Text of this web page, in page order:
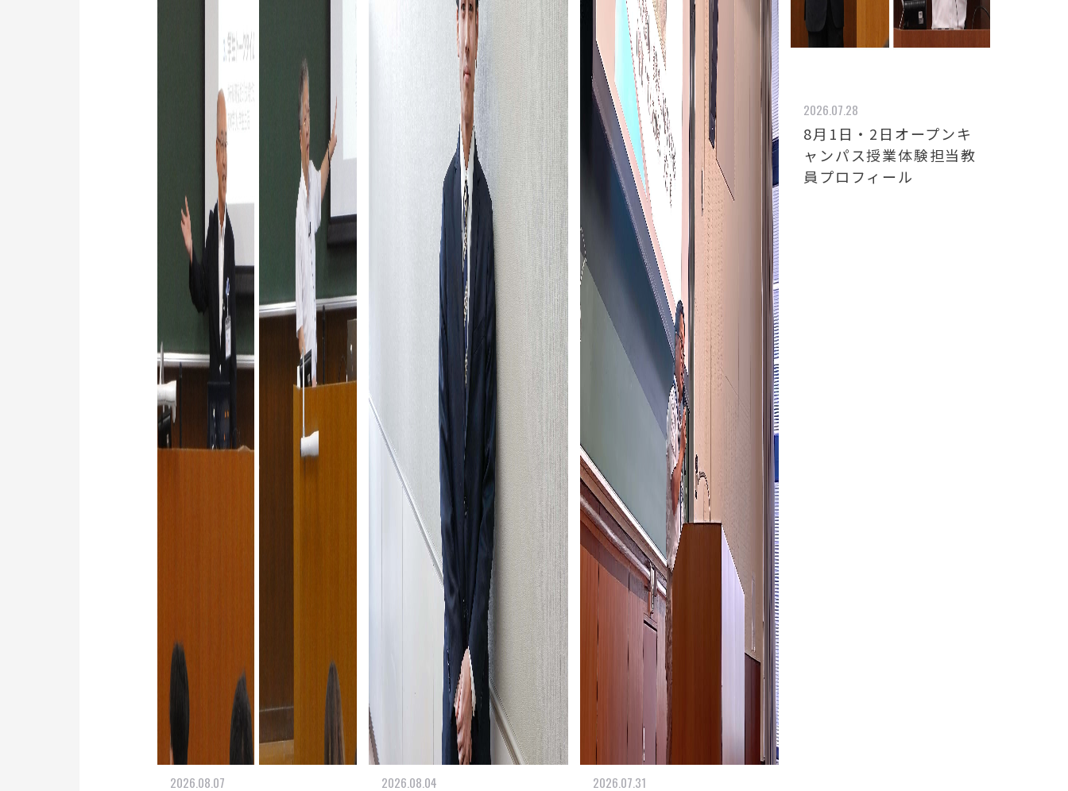
2026.08.07 2026.08.04 2026.07.31
2026.07.28
8月1日・2日オープンキ
ャンパス授業体験担当教
員プロフィール